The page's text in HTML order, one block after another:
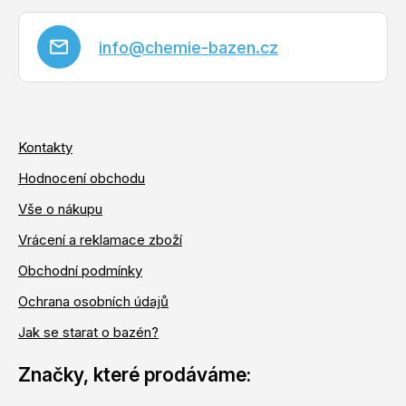
info@chemie-bazen.cz
Kontakty
Hodnocení obchodu
Vše o nákupu
Vrácení a reklamace zboží
Obchodní podmínky
Ochrana osobních údajů
Jak se starat o bazén?